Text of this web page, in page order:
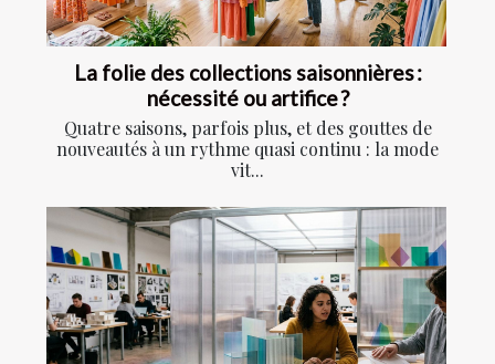
La folie des collections saisonnières :
nécessité ou artifice ?
Quatre saisons, parfois plus, et des gouttes de
nouveautés à un rythme quasi continu : la mode
vit...